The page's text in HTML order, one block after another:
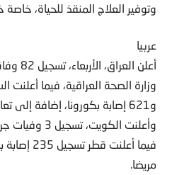
وتوفير العلاج المنقذ للحياة، خاصة خلال
عربيا
أعلن
و621 إصابة بكورونا، إضافة إلى تعافي 982 مريضا.
وأعلنت
مريضا.